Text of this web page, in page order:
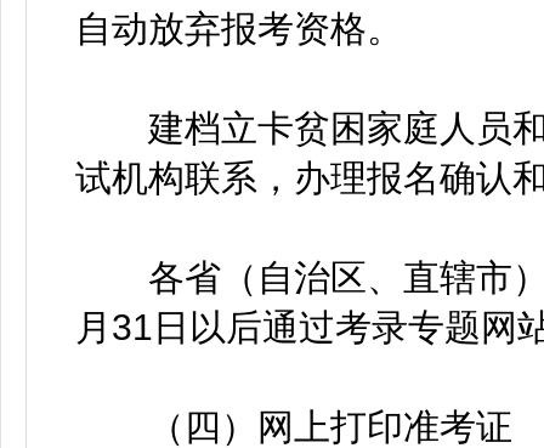
自动放弃报考资格。
建档立卡贫困家庭人员和
试机构联系，办理报名确认
各省（自治区、直辖市）
月31日以后通过考录专题网
（四）网上打印准考证